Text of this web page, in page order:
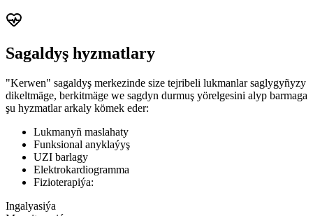
Sagaldyş hyzmatlary
"Kerwen" sagaldyş merkezinde size tejribeli lukmanlar saglygyñyzy
dikeltmäge, berkitmäge we sagdyn durmuş yörelgesini alyp barmaga
şu hyzmatlar arkaly kömek eder:
Lukmanyñ maslahaty
Funksional anyklaýyş
UZI barlagy
Elektrokardiogramma
Fizioterapiýa:
Ingalyasiýa